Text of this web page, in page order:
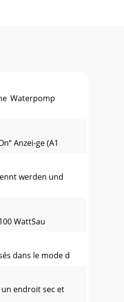
Waterpomp
Anzei-ge (A1
werden und
WattSau
dans le mode d
un endroit sec et